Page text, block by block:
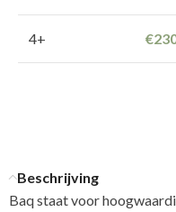
4+ €
Beschrijving
Baq staat voor